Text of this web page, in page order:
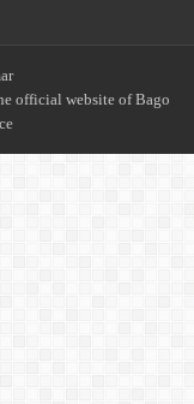
official website of Bago